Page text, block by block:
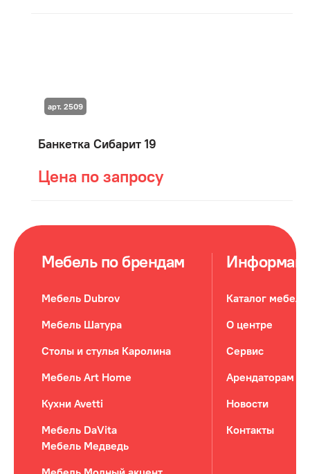
Банкетка Сибарит 19
Цена по запросу
арт. 2509
Мебель по брендам
Мебель Dubrov
Мебель Шатура
Столы и стулья Каролина
Мебель Art Home
Кухни Avetti
Мебель DaVita
Мебель Медведь
Каталог мебели
О центре
Сервис
Арендаторам
Новости
Контакты